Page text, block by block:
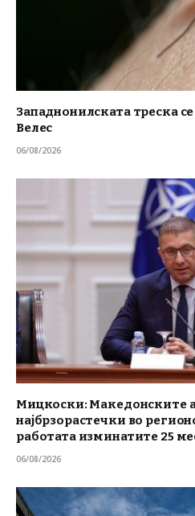
Западнонилската треска
Велес
06/08/2026
Мицкоски: Македонските
најбрзорастечки во
работата изминатите 25
06/08/2026